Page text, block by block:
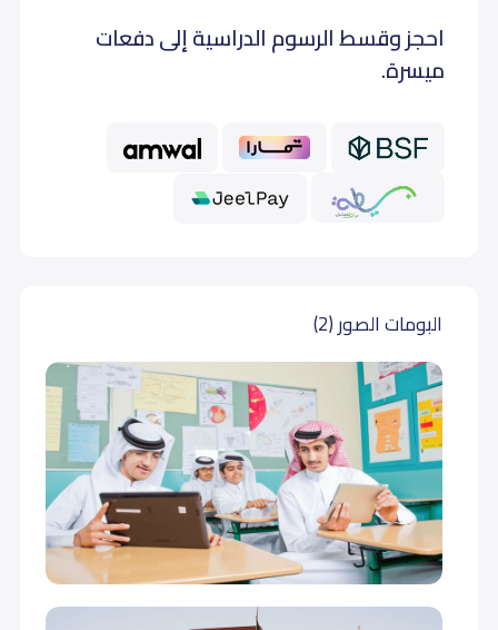
احجز وقسط الرسوم الدراسية إلى دفعات
ميسرة.
البومات الصور (2)